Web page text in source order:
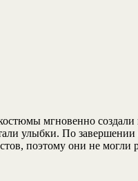
мгновенно создали
улыбки. По
поэтому они не могли